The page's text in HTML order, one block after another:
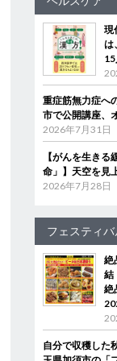
現
は
重症筋無力症へ
市で公開講座、
2026年7月31日
【がんを生き
命」】天空を見
2026年7月28日
フェスティバ
絶
結
絶
自分で収穫した